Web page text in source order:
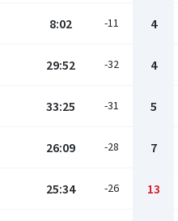
8:02 -11 4
29:52 -32 4
33:25 -31 5
26:09 -28 7
25:34 -26 13